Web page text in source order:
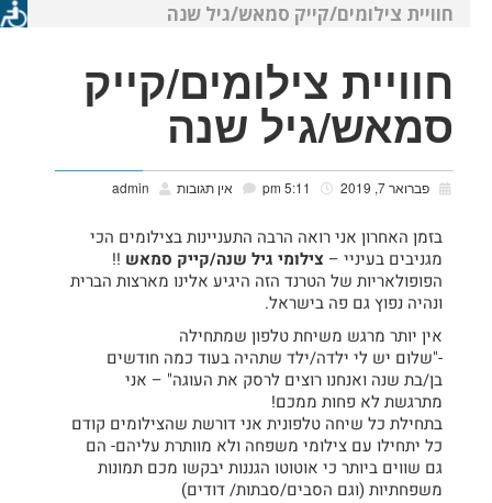
חוויית צילומים/קייק סמאש/גיל שנה
חוויית צילומים/קייק
סמאש/גיל שנה
פברואר 7, 2019 אין תגובות admin
בזמן האחרון אני רואה הרבה התעניינות בצילומים הכי
מגניבים בעיניי – צילומי גיל שנה/קייק סמאש !!
הפופולאריות של הטרנד הזה היגיע אלינו מארצות הברית
ונהיה נפוץ גם פה בישראל.
אין יותר מרגש משיחת טלפון שמתחילה
-"שלום יש לי ילדה/ילד שתהיה בעוד כמה חודשים
בן/בת שנה ואנחנו רוצים לרסק את העוגה" – אני
מתרגשת לא פחות ממכם!
בתחילת כל שיחה טלפונית אני דורשת שהצילומים קודם
כל יתחילו עם צילומי משפחה ולא מוותרת עליהם- הם
גם שווים ביותר כי אוטוטו הגננות יבקשו מכם תמונות
משפחתיות (וגם הסבים/סבתות/ דודים)